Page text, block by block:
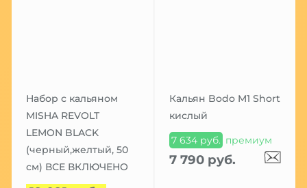
Набор с кальяном
MISHA REVOLT
LEMON BLACK
(черный,желтый, 50
см) ВСЕ ВКЛЮЧЕНО
Кальян Bodo M1 Short
кислый
7 634 руб. премиум
7 790 руб.